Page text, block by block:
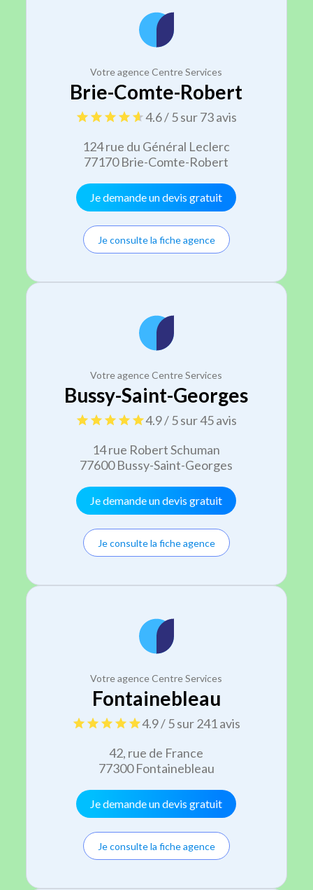
Votre agence Centre Services
Brie-Comte-Robert
4.6 / 5 sur 73 avis
124 rue du Général Leclerc
77170 Brie-Comte-Robert
Je demande un devis gratuit
Je consulte la fiche agence
Votre agence Centre Services
Bussy-Saint-Georges
4.9 / 5 sur 45 avis
14 rue Robert Schuman
77600 Bussy-Saint-Georges
Je demande un devis gratuit
Je consulte la fiche agence
Votre agence Centre Services
Fontainebleau
4.9 / 5 sur 241 avis
42, rue de France
77300 Fontainebleau
Je demande un devis gratuit
Je consulte la fiche agence